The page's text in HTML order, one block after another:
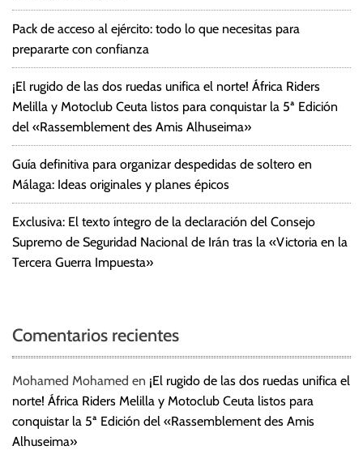
Pack de acceso al ejército: todo lo que necesitas para
prepararte con confianza
¡El rugido de las dos ruedas unifica el norte! África Riders
Melilla y Motoclub Ceuta listos para conquistar la 5ª Edición
del «Rassemblement des Amis Alhuseima»
Guía definitiva para organizar despedidas de soltero en
Málaga: Ideas originales y planes épicos
Exclusiva: El texto íntegro de la declaración del Consejo
Supremo de Seguridad Nacional de Irán tras la «Victoria en la
Tercera Guerra Impuesta»
Comentarios recientes
Mohamed Mohamed en ¡El rugido de las dos ruedas unifica el
norte! África Riders Melilla y Motoclub Ceuta listos para
conquistar la 5ª Edición del «Rassemblement des Amis
Alhuseima»